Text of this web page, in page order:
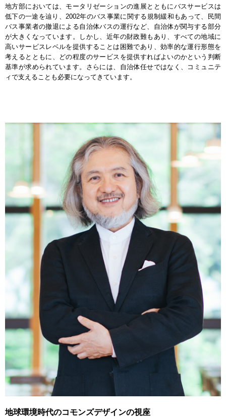
地方部においては、モータリゼーションの進展とともにバスサービスは
低下の一途を辿り、2002年のバス事業に関する規制緩和もあって、民間
バス事業者の撤退による自治体バスの運行など、自治体が関与する部分
が大きくなっています。しかし、近年の財政難もあり、すべての地域に
高いサービスレベルを提供することは困難であり、効率的な運行形態を
考えるとともに、どの程度のサービスを提供すればよいのかという判断
基準が求められています。さらには、自治体任せではなく、コミュニテ
ィで支えることも必要になってきています。
地球環境時代のコモンズデザインの視座